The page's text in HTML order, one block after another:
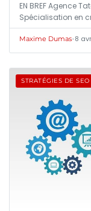
EN BREF Agence
Spécialisation en
Maxime Dumas•8
STRATÉGIES DE SEO